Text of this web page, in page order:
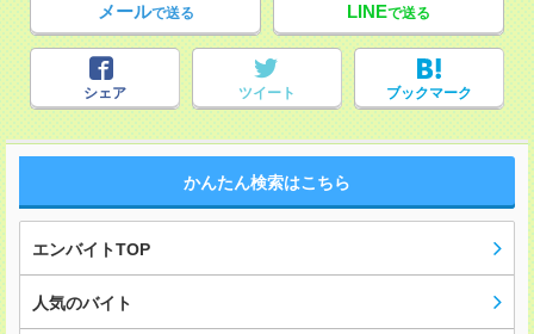
メールで送る LINEで送る
シェア ツイート ブックマーク
かんたん検索はこちら
エンバイトTOP
人気のバイト